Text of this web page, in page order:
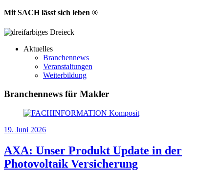
Mit SACH lässt sich leben ®
Aktuelles
Branchennews
Veranstaltungen
Weiterbildung
Branchennews für Makler
19. Juni 2026
AXA: Unser Produkt Update in der
Photovoltaik Versicherung